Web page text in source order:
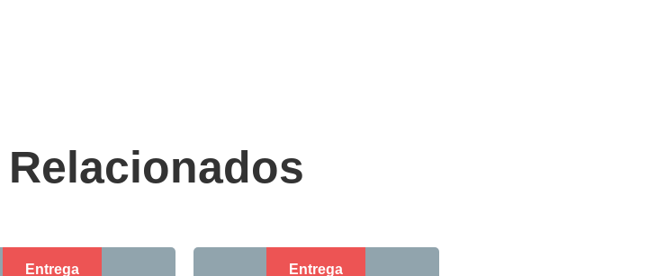
Entrega Entrega